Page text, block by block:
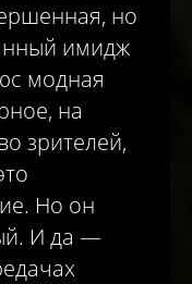
но
имидж
модная
на
зрителей,
Но он
И да —